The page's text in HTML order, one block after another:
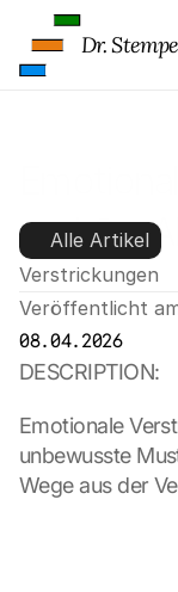
und Co-
Alle Artikel
Verstrickungen
Veröffentlicht
08.04.2026
DESCRIPTION:
Emotionale
unbewusste
Wege aus der
Dr.